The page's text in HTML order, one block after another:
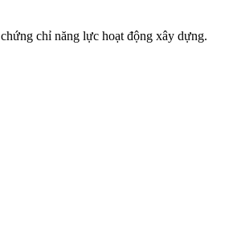
chỉ năng lực hoạt động xây dựng.